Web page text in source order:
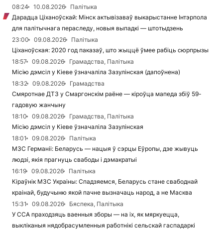
08:24
10.08.2026
Палітыка
Дарадца Ціханоўскай: Мінск актывізаваў выкарыстанне Інтэрпола
для палітычнага пераследу, новыя выпадкі — штотыдзень
23:00
09.08.2026
Палітыка
Ціханоўская: 2020 год паказаў, што жыццё ўмее рабіць сюрпрызы
18:57
09.08.2026
Грамадства, Палітыка
Місію дэмсіл у Кіеве ўзначаліла Зазулінская (дапоўнена)
18:32
09.08.2026
Грамадства
Смяротнае ДТЗ у Смаргонскім раёне — кіроўца мапеда збіў 59-
гадовую жанчыну
18:10
09.08.2026
Грамадства, Палітыка
Місію дэмсіл у Кіеве ўзначаліла Зазулінская
18:01
09.08.2026
Палітыка
МЗС Германіі: Беларусь — нацыя ў сэрцы Еўропы, дзе жывуць
людзі, якія прагнуць свабоды і дэмакратыі
16:19
09.08.2026
Палітыка
Кіраўнік МЗС Украіны: Спадзяемся, Беларусь стане свабоднай
краінай, будучыню якой пачне вызначаць народ, а не Масква
15:31
09.08.2026
Бяспека, Палітыка
У ССА праходзяць ваенныя зборы — на іх, як мяркуецца,
выкліканыя нядобрасумленныя работнікі сельскай гаспадаркі